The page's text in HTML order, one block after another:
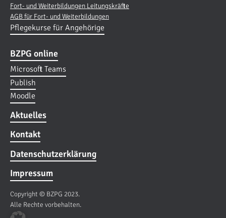
Fort- und Weiterbildungen Leitungskräfte
AGB für Fort- und Weiterbildungen
Pflegekurse für Angehörige
BZPG online
Microsoft Teams
Publish
Moodle
Aktuelles
Kontakt
Datenschutzerklärung
Impressum
Copyright © BZPG 2023.
Alle Rechte vorbehalten.